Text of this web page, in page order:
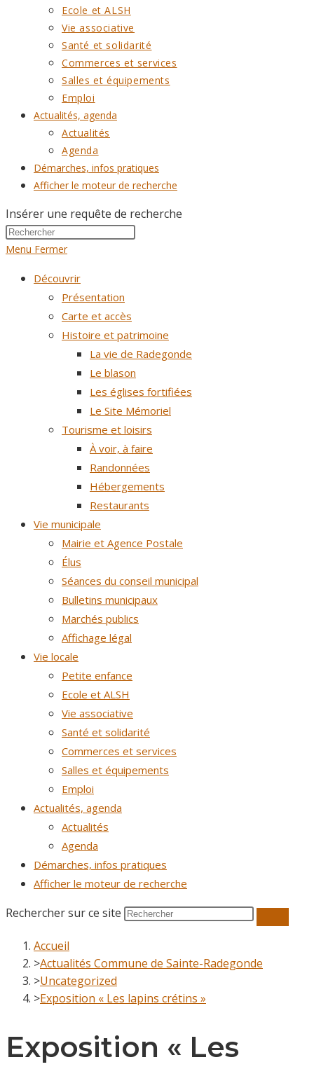
Ecole et ALSH
Vie associative
Santé et solidarité
Commerces et services
Salles et équipements
Emploi
Actualités, agenda
Actualités
Agenda
Démarches, infos pratiques
Afficher le moteur de recherche
Insérer une requête de recherche
Menu Fermer
Découvrir
Présentation
Carte et accès
Histoire et patrimoine
La vie de Radegonde
Le blason
Les églises fortifiées
Le Site Mémoriel
Tourisme et loisirs
À voir, à faire
Randonnées
Hébergements
Restaurants
Vie municipale
Mairie et Agence Postale
Élus
Séances du conseil municipal
Bulletins municipaux
Marchés publics
Affichage légal
Vie locale
Petite enfance
Ecole et ALSH
Vie associative
Santé et solidarité
Commerces et services
Salles et équipements
Emploi
Actualités, agenda
Actualités
Agenda
Démarches, infos pratiques
Afficher le moteur de recherche
Rechercher sur ce site
Accueil
>Actualités Commune de Sainte-Radegonde
>Uncategorized
>Exposition « Les lapins crétins »
Exposition « Les